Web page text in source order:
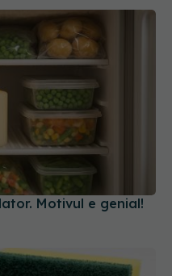
Motivul e genial!